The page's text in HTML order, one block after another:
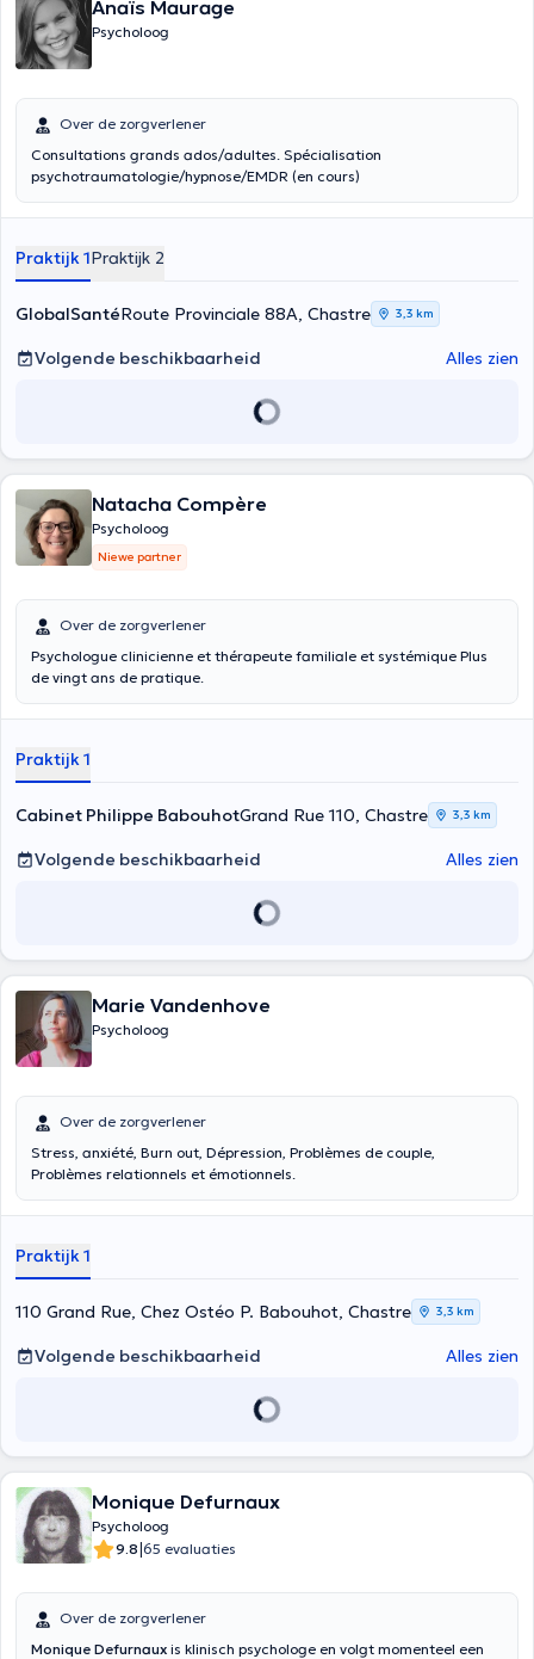
Anaïs Maurage
Psycholoog
Over de zorgverlener
Consultations grands ados/adultes. Spécialisation
psychotraumatologie/hypnose/EMDR (en cours)
Praktijk 1Praktijk 2
GlobalSantéRoute Provinciale 88A, Chastre 3,3 km
Volgende beschikbaarheid Alles zien
Natacha Compère
Psycholoog
Niewe partner
Over de zorgverlener
Psychologue clinicienne et thérapeute familiale et systémique Plus
de vingt ans de pratique.
Praktijk 1
Cabinet Philippe BabouhotGrand Rue 110, Chastre 3,3 km
Volgende beschikbaarheid Alles zien
Marie Vandenhove
Psycholoog
Over de zorgverlener
Stress, anxiété, Burn out, Dépression, Problèmes de couple,
Problèmes relationnels et émotionnels.
Praktijk 1
110 Grand Rue, Chez Ostéo P. Babouhot, Chastre 3,3 km
Volgende beschikbaarheid Alles zien
Monique Defurnaux
Psycholoog
9.8|65 evaluaties
Over de zorgverlener
Monique Defurnaux is klinisch psychologe en volgt momenteel een